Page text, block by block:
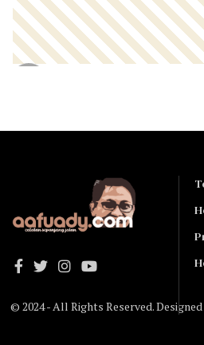
© 2024 - All Rights Reserved.